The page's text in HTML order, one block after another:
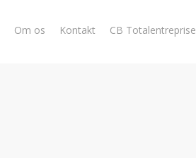
Om os Kontakt CB Totalentreprise